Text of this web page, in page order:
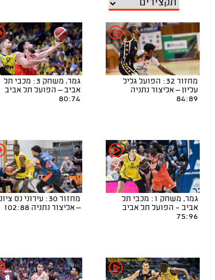
מחזור 32: הפועל גליל
עליון – אליצור נתניה
84:89
גמר, משחק 3: מכבי תל
אביב – הפועל תל אביב
80:74
גמר, משחק 1: מכבי תל
אביב - הפועל תל אביב
75:96
מחזור 30: עירוני נס
– אליצור נתניה 102:88